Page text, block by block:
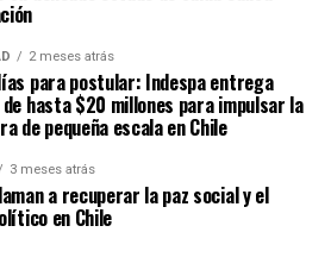
2 meses atrás
para postular: Indespa entrega
hasta $20 millones para impulsar la
de pequeña escala en Chile
3 meses atrás
a recuperar la paz social y el
en Chile